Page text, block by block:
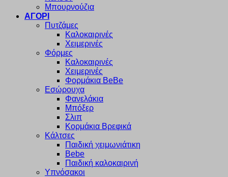
Μπουρνούζια
ΑΓΟΡΙ
Πυτζάμες
Καλοκαιρινές
Χειμερινές
Φόρμες
Καλοκαιρινές
Χειμερινές
Φορμάκια BeBe
Εσώρουχα
Φανελάκια
Μπόξερ
Σλιπ
Κορμάκια Βρεφικά
Κάλτσες
Παιδική χειμωνιάτικη
Bebe
Παιδική καλοκαιρινή
Υπνόσακοι